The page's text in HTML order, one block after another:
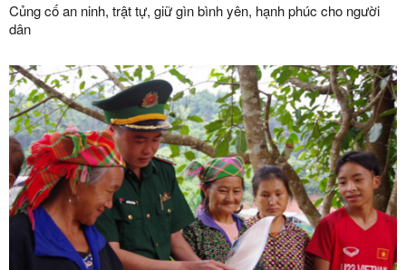
Củng cố an ninh, trật tự, giữ gìn bình yên, hạnh phúc cho người
dân